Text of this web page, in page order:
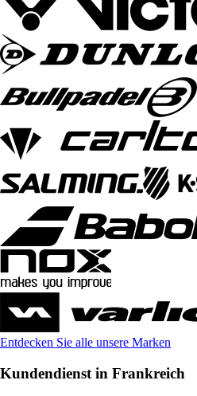
Entdecken Sie alle unsere Marken
Kundendienst in Frankreich